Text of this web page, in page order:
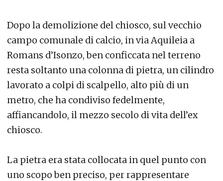
Dopo la demolizione del chiosco, sul vecchio
campo comunale di calcio, in via Aquileia a
Romans d’Isonzo, ben conficcata nel terreno
resta soltanto una colonna di pietra, un cilindro
lavorato a colpi di scalpello, alto più di un
metro, che ha condiviso fedelmente,
affiancandolo, il mezzo secolo di vita dell’ex
chiosco.
La pietra era stata collocata in quel punto con
uno scopo ben preciso, per rappresentare